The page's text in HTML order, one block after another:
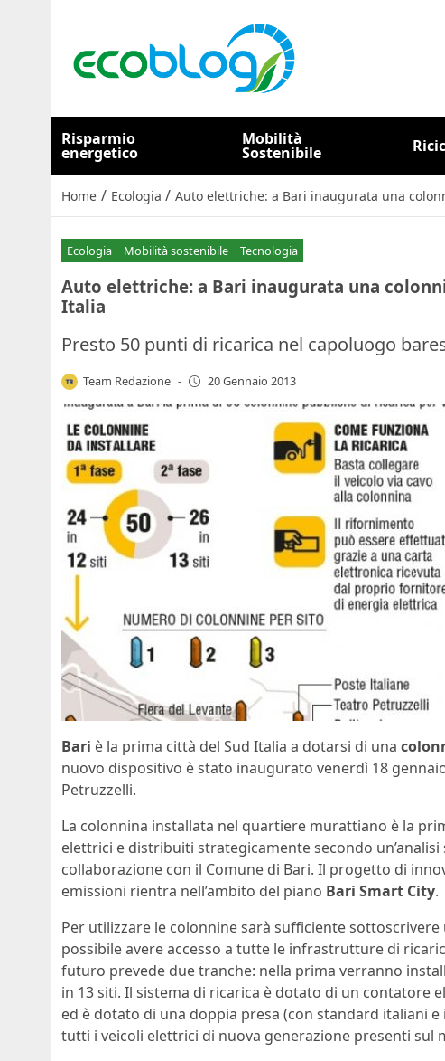
Risparmio
energetico
Mobilità
Sostenibile
Home / Ecologia / Auto elettriche: a Bari inaugurata una
Ecologia Mobilità sostenibile Tecnologia
Auto elettriche: a Bari inaugurata una
Italia
Presto 50 punti di ricarica nel capoluogo
Team Redazione - 20 Gennaio 2013
Bari è la prima città del Sud Italia a dotarsi di una
nuovo dispositivo è stato inaugurato venerdì 18
Petruzzelli.
La colonnina installata nel quartiere murattiano è la
elettrici e distribuiti strategicamente secondo
collaborazione con il Comune di Bari. Il progetto di
emissioni rientra nell’ambito del piano Bari Smart City.
Per utilizzare le colonnine sarà sufficiente
possibile avere accesso a tutte le infrastrutture di
futuro prevede due tranche: nella prima verranno
in 13 siti. Il sistema di ricarica è dotato di un contatore
ed è dotato di una doppia presa (con standard italiani
tutti i veicoli elettrici di nuova generazione presenti sul